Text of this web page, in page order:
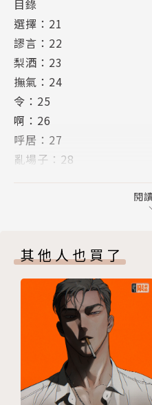
石田スイ
2010年以《東京喰種》一
新人獎──月例第113回「
準優秀賞，就此出道成為連
相關著作：《東京喰種：
《東京喰種【zakki】(全)
目錄
選擇：21
謬言：22
梨酒：23
撫氣：24
令：25
啊：26
呼居：27
亂場子：28
版權頁
閱
其他人也買了